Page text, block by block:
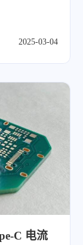
2025-03-04
C 电流